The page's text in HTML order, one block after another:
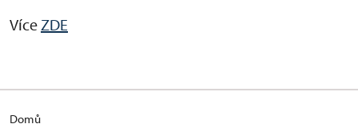
VíceZDE
Domů